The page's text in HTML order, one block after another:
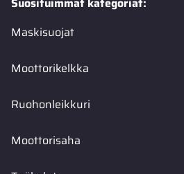
Maskisuojat
Moottorikelkka
Ruohonleikkuri
Moottorisaha